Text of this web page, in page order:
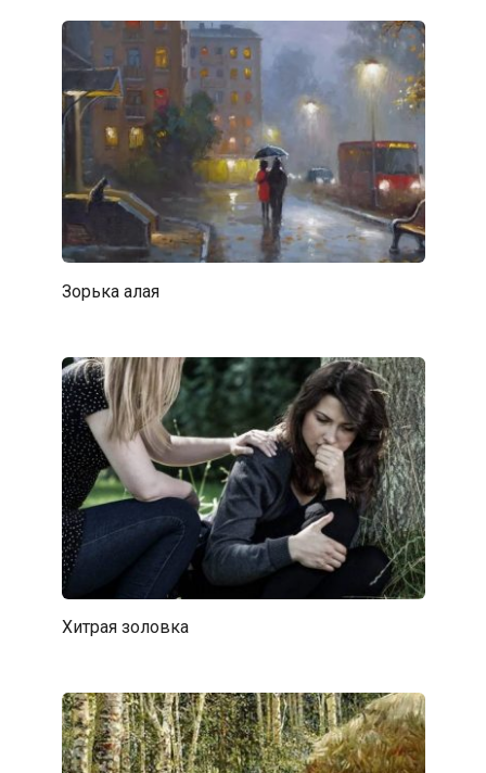
Зорька алая
Хитрая золовка